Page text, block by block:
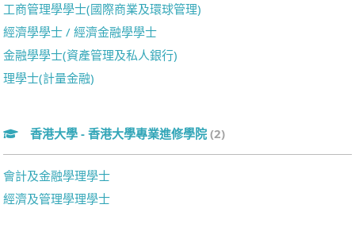
工商管理學學士(國際商業及環球管理)
經濟學學士 / 經濟金融學學士
金融學學士(資產管理及私人銀行)
理學士(計量金融)
香港大學 - 香港大學專業進修學院 (2)
會計及金融學理學士
經濟及管理學理學士